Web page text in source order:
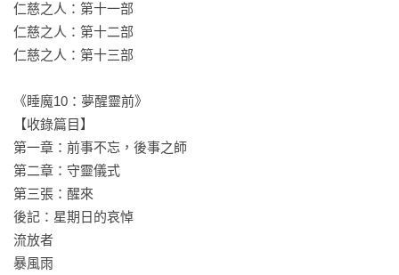
仁慈之人：第十一部
仁慈之人：第十二部
仁慈之人：第十三部
《睡魔10：夢醒靈前》
【收錄篇目】
第一章：前事不忘，後事之師
第二章：守靈儀式
第三張：醒來
後記：星期日的哀悼
流放者
暴風雨